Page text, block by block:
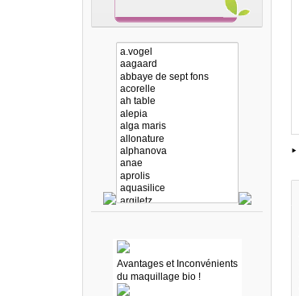
Avantages et Inconvénients
du maquillage bio !